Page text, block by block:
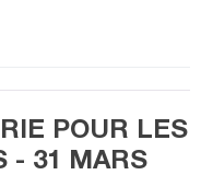
POUR LES
- 31 MARS